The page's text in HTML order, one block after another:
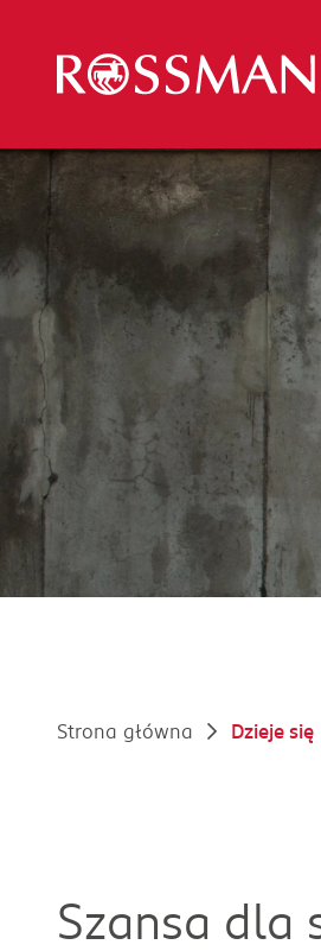
Strona główna Dzieje się
Szansa dla